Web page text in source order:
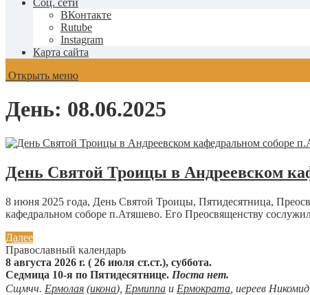
Соц. сети
ВКонтакте
Rutube
Instagram
Карта сайта
Открыть меню
День: 08.06.2025
День Святой Троицы в Андреевском
8 июня 2025 года, День Святой Троицы, Пятидесятница,
кафедральном соборе п.Атяшево. Его Преосвященству
Далее
Православный календарь
8 августа 2026 г. ( 26 июля ст.ст.), суббота.
Седмица 10-я по Пятидесятнице. Поста нет.
Сщмчч. Ермолая (икона), Ермиппа и Ермократа , иереев